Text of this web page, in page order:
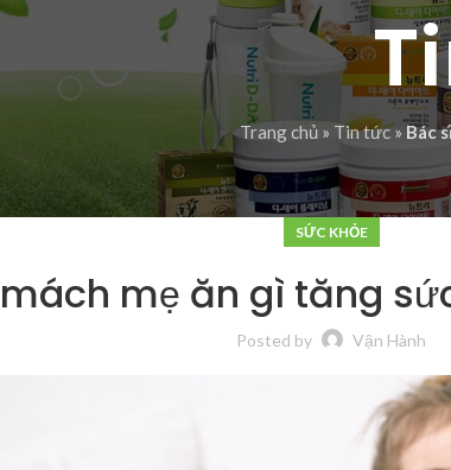
Trang chủ » Tin tức» Bác
SỨC KHỎE
mẹ ăn gì tăng
Posted by Vận Hành